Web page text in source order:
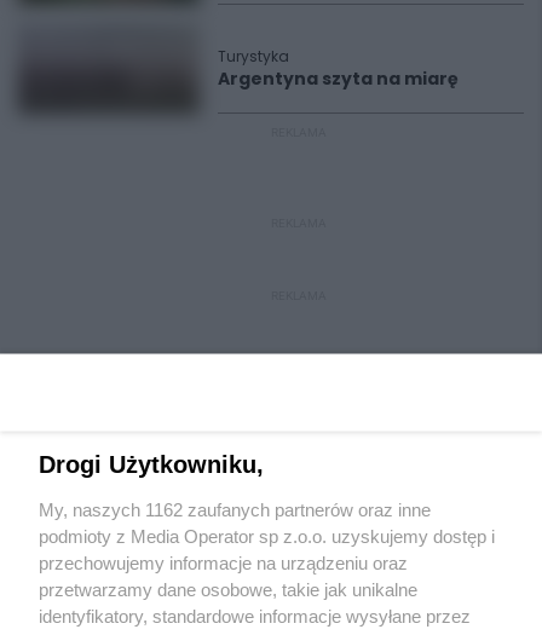
Turystyka
Argentyna szyta na miarę
Wydawca mediówlokalnych
Drogi Użytkowniku,
My, naszych 1162 zaufanych partnerów oraz inne
podmioty z Media Operator sp z.o.o. uzyskujemy dostęp i
przechowujemy informacje na urządzeniu oraz
przetwarzamy dane osobowe, takie jak unikalne
identyfikatory, standardowe informacje wysyłane przez